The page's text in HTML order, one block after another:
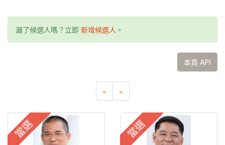
漏了候選人嗎？立即 新增候選人 。
本頁 API
« »
當選 當選